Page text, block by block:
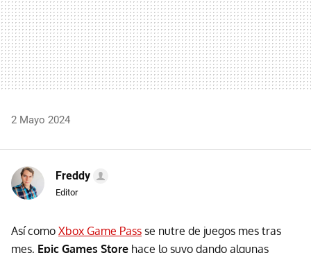
2 Mayo 2024
Freddy
Editor
Así como Xbox Game Pass se nutre de juegos mes tras
mes, Epic Games Store hace lo suyo dando algunas